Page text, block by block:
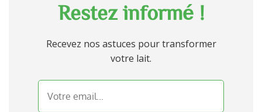
Restez informé !
Recevez nos astuces pour transformer
votre lait.